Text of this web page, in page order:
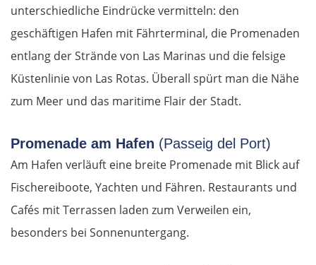
unterschiedliche Eindrücke vermitteln: den
geschäftigen Hafen mit Fährterminal, die Promenaden
entlang der Strände von Las Marinas und die felsige
Küstenlinie von Las Rotas. Überall spürt man die Nähe
zum Meer und das maritime Flair der Stadt.
Promenade am Hafen (Passeig del Port)
Am Hafen verläuft eine breite Promenade mit Blick auf
Fischereiboote, Yachten und Fähren. Restaurants und
Cafés mit Terrassen laden zum Verweilen ein,
besonders bei Sonnenuntergang.
Frankfurt (Oder)
Fürstenwalde
Berlin
Spreewald
Senftenberg